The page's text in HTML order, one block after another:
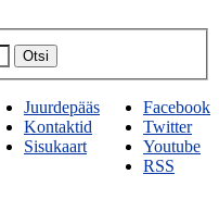
Otsi
Facebook
Twitter
Youtube
RSS
Juurdepääs
Kontaktid
Sisukaart